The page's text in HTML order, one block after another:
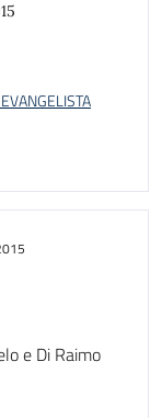
e Di Raimo